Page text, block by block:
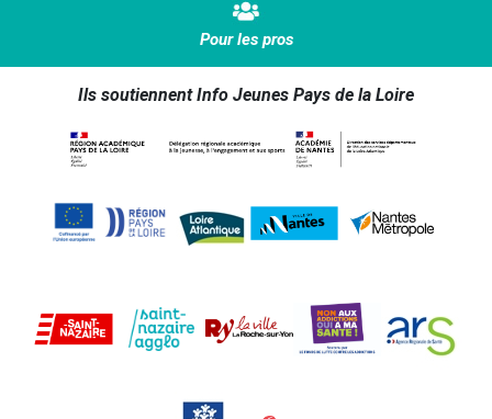
Pour les pros
Ils soutiennent Info Jeunes Pays de la Loire